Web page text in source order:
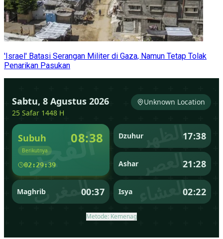
'Israel' Batasi Serangan Militer di Gaza, Namun Tetap Tolak
Penarikan Pasukan